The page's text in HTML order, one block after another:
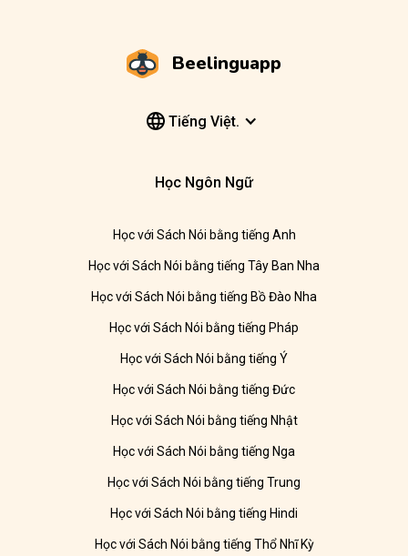
Beelinguapp
Tiếng Việt.
Học Ngôn Ngữ
Học với Sách Nói bằng tiếng Anh
Học với Sách Nói bằng tiếng Tây Ban Nha
Học với Sách Nói bằng tiếng Bồ Đào Nha
Học với Sách Nói bằng tiếng Pháp
Học với Sách Nói bằng tiếng Ý
Học với Sách Nói bằng tiếng Đức
Học với Sách Nói bằng tiếng Nhật
Học với Sách Nói bằng tiếng Nga
Học với Sách Nói bằng tiếng Trung
Học với Sách Nói bằng tiếng Hindi
Học với Sách Nói bằng tiếng Thổ Nhĩ Kỳ